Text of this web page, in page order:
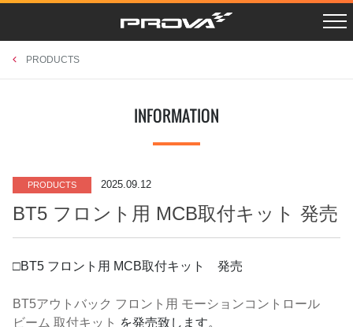
LAYBACK VN5
XV GTE
WRX S4 VAG
IMPREZA GJ/GP
BRZ/86 ZC/ZN
FORESTER SH
LEGACY BL/BP
FORESTER SG
ACCESSORIES
UNIVERSAL RETAILERS
SCHEDULE PROSHOPS
Instagram X Twitter
PRODUCTS
INFORMATION
PRODUCTS 2025.09.12
BT5 フロント用 MCB取付キット 発売
□BT5 フロント用 MCB取付キット 発売
BT5アウトバック フロント用 モーションコントロール
ビーム 取付キット を発売致します。